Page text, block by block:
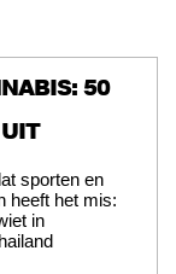
50
sporten en
heeft het mis:
in